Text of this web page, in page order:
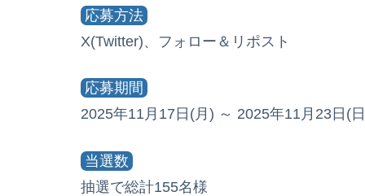
応募方法
X(Twitter)、フォロー＆リポスト
応募期間
2025年11月17日(月) ～ 2025年11月23日(
当選数
抽選で総計155名様